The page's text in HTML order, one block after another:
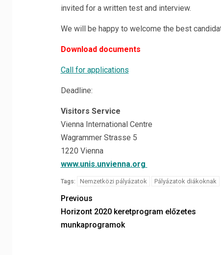
invited for a written test and interview.
We will be happy to welcome the best
Download documents
Call for applications
Deadline:
Visitors Service
Vienna International Centre
Wagrammer Strasse 5
1220 Vienna
www.unis.unvienna.org
Tags: Nemzetközi pályázatok Pályázatok diákoknak
Previous
Horizont 2020 keretprogram előzetes
munkaprogramok